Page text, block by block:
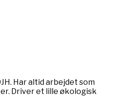
Har altid arbejdet som
Driver et lille økologisk